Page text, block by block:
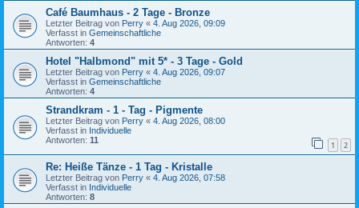
Café Baumhaus - 2 Tage - Bronze
Letzter Beitrag von Perry « 4. Aug 2026, 09:09
Verfasst in Gemeinschaftliche
Antworten: 4
Hotel "Halbmond" mit 5* - 3 Tage - Gold
Letzter Beitrag von Perry « 4. Aug 2026, 09:07
Verfasst in Gemeinschaftliche
Antworten: 4
Strandkram - 1 - Tag - Pigmente
Letzter Beitrag von Perry « 4. Aug 2026, 08:00
Verfasst in Individuelle
Antworten: 11 1 2
Re: Heiße Tänze - 1 Tag - Kristalle
Letzter Beitrag von Perry « 4. Aug 2026, 07:58
Verfasst in Individuelle
Antworten: 8